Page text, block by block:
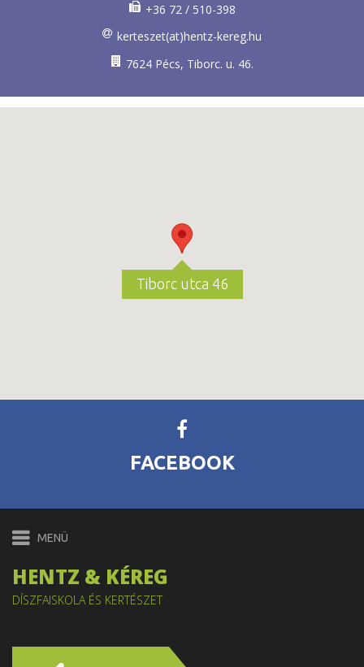
+36 72 / 510-398
kerteszet(at)hentz-kereg.hu
7624 Pécs, Tiborc. u. 46.
Tiborc utca 46
Tiborc utca 46
FACEBOOK
HENTZ & KÉREG
DÍSZFAISKOLA ÉS KERTÉSZET